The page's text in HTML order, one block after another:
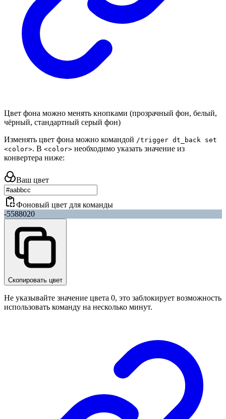
Цвет фона можно менять кнопками (прозрачный фон, белый,
чёрный, стандартный серый фон)
Изменять цвет фона можно командой /trigger dt_back set
<color>. В <color> необходимо указать значение из
конвертера ниже:
Ваш цвет
Фоновый цвет для команды
-5588020
Скопировать цвет
Не указывайте значение цвета 0, это заблокирует возможность
использовать команду на несколько минут.